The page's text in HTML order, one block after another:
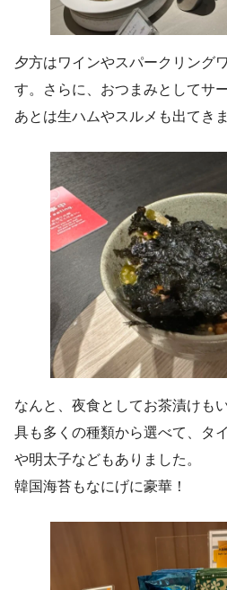
夕方はワインやスパークリング
す。さらに、おつまみとしてサ
あとは生ハムやスルメも出てきま
なんと、夜食としてお茶漬けも
具も多くの種類から選べて、タ
や明太子などもありました。
韓国海苔もなにげに豪華！